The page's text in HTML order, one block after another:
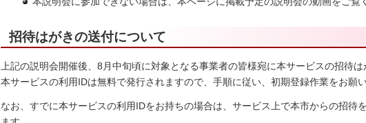
招待はがきの送付について
上記の説明会開催後、8月中旬頃に対象となる事業者の皆様宛に本サービスの招待は
本サービスの利用IDは無料で発行されますので、手順に従い、初期登録作業をお願い
なお、すでに本サービスの利用IDをお持ちの場合は、サービス上で本市からの招待